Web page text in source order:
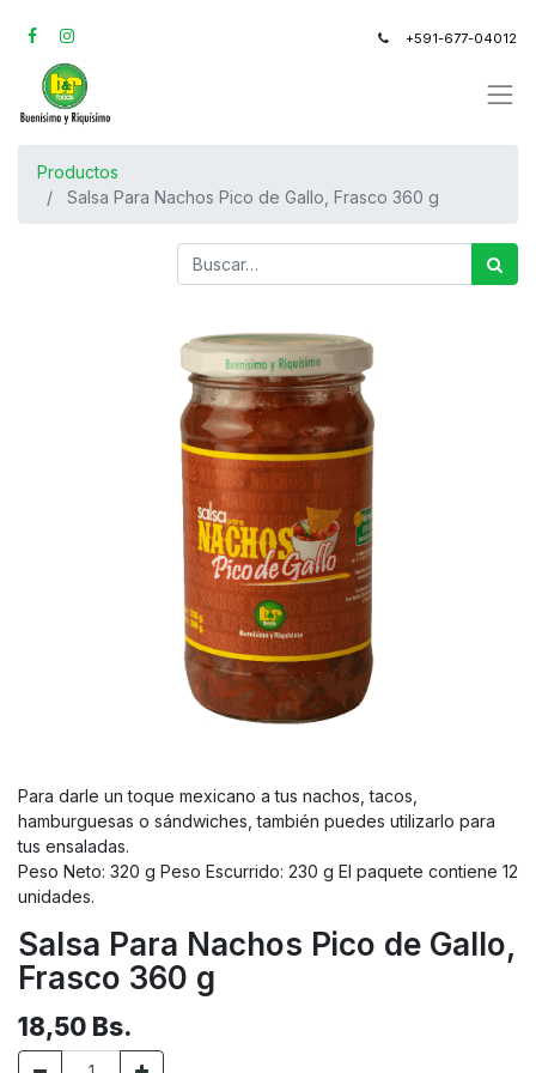
+591-677-04012
Productos
Salsa Para Nachos Pico de Gallo, Frasco 360 g
Para darle un toque mexicano a tus nachos, tacos,
hamburguesas o sándwiches, también puedes utilizarlo para
tus ensaladas.
Peso Neto: 320 g Peso Escurrido: 230 g El paquete contiene 12
unidades.
Salsa Para Nachos Pico de Gallo,
Frasco 360 g
18,50 Bs.